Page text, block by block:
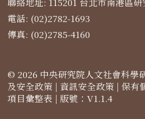
電話: (02)2782-1693
傳真: (02)2785-4160
© 2026 中央研究院人文社會科學
及安全政策 | 資訊安全政策 | 保有
項目彙整表 | 版號：V1.1.4